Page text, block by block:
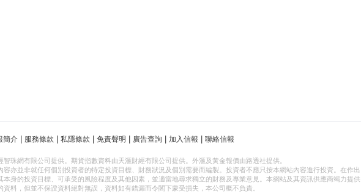
簡介 服務條款 私隱條款 免責聲明 廣告查詢 加入信報 聯絡信報
智珠網有限公司提供。期貨指數資料由天滙財經有限公司提供。外滙及黃金報價由路透社提供。
亦並非就任何個別投資者的特定投資目標、財務狀況及個別需要而編製。投資者不應只按本網站內容進行投資。在作出
身的投資目標、可承受的風險程度及其他因素，並適當地尋求獨立的財務及專業意見。本網站及其資訊供應商竭力提供
資料，但並不保證資料絕對無誤，資料如有錯漏而令閣下蒙受損失，本公司概不負責。